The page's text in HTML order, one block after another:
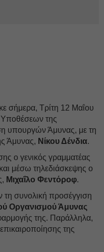
σήμερα, Τρίτη 12 Μαΐου
της
υπουργών Άμυνας, με τη
Άμυνας, Νίκου Δένδια.
ο γενικός γραμματέας
μέσω τηλεδιάσκεψης ο
Μιχαΐλο Φεντόροφ.
συνολική προσέγγιση
Οργανισμού Άμυνας
της. Παράλληλα,
της